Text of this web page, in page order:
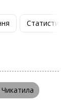
Статистика